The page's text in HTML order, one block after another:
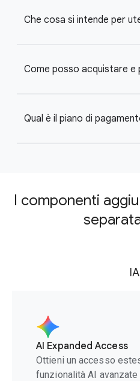
Che cosa si intende per
Come posso acquistare e
Qual è il piano di
I componenti
IA
AI Expanded Access
Ottieni un accesso
funzionalità AI